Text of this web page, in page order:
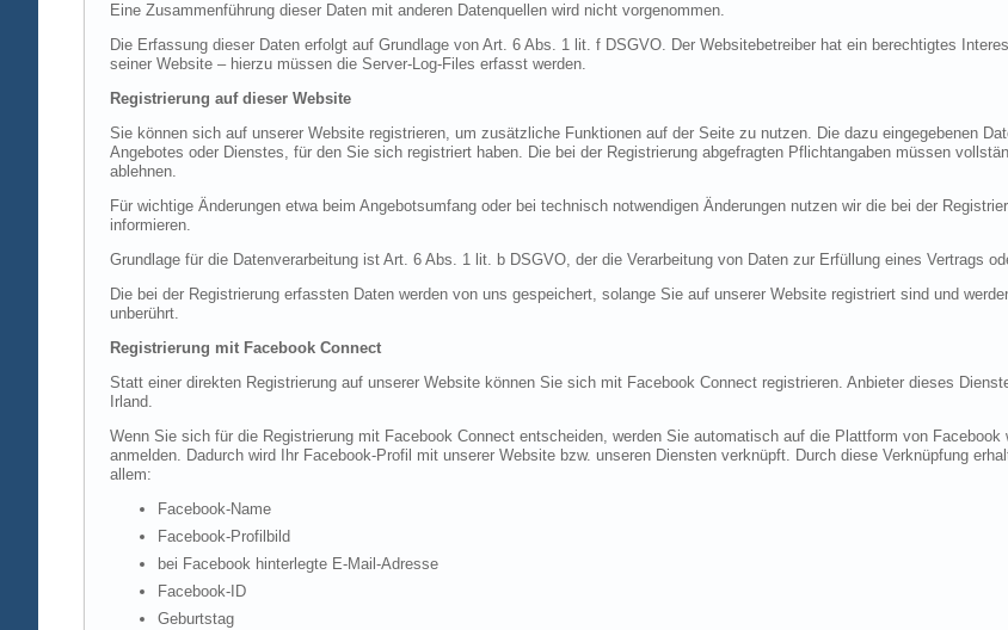
Eine Zusammenführung dieser Daten mit anderen Datenquellen wird nicht vorgenommen.
Die Erfassung dieser Daten erfolgt auf Grundlage von Art. 6 Abs. 1 lit. f DSGVO. Der Websitebetreiber hat ein berechtigtes
seiner Website – hierzu müssen die Server-Log-Files erfasst werden.
Registrierung auf dieser Website
Sie können sich auf unserer Website registrieren, um zusätzliche Funktionen auf der Seite zu nutzen. Die dazu eingegebenen
Angebotes oder Dienstes, für den Sie sich registriert haben. Die bei der Registrierung abgefragten Pflichtangaben müssen
ablehnen.
Für wichtige Änderungen etwa beim Angebotsumfang oder bei technisch notwendigen Änderungen nutzen wir die bei der
informieren.
Grundlage für die Datenverarbeitung ist Art. 6 Abs. 1 lit. b DSGVO, der die Verarbeitung von Daten zur Erfüllung eines Vertrags
Die bei der Registrierung erfassten Daten werden von uns gespeichert, solange Sie auf unserer Website registriert sind und
unberührt.
Registrierung mit Facebook Connect
Statt einer direkten Registrierung auf unserer Website können Sie sich mit Facebook Connect registrieren. Anbieter dieses
Irland.
Wenn Sie sich für die Registrierung mit Facebook Connect entscheiden, werden Sie automatisch auf die Plattform von
anmelden. Dadurch wird Ihr Facebook-Profil mit unserer Website bzw. unseren Diensten verknüpft. Durch diese Verknüpfung
allem:
Facebook-Name
Facebook-Profilbild
bei Facebook hinterlegte E-Mail-Adresse
Facebook-ID
Geburtstag